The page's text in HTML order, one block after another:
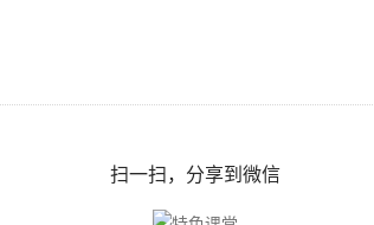
扫一扫，分享到微信